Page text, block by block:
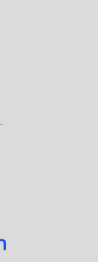
.